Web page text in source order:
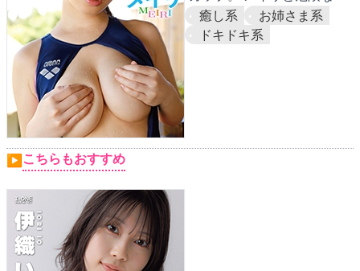
バンチュールはいかが？
癒し系
お姉さま系
ドキドキ系
▶こちらもおすすめ